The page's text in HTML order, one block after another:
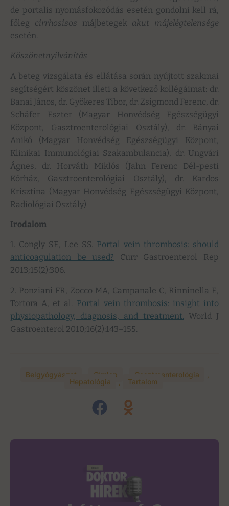
de portalis nyomásfokozódás esetén gondolni kell rá,
főleg cirrhosisos májbetegek akut májelégtelensége
esetén.
Köszönetnyilvánítás
A beteg vizsgálata és ellátása során nyújtott szakmai
segítségért köszönet illeti a következő kollégáimat: dr.
Banai János, dr. Gyökeres Tibor, dr. Zsigmond Ferenc, dr.
Schäfer Eszter (Magyar Honvédség Egészségügyi
Központ, Gasztroenterológiai Osztály), dr. Bányai
Anikó (Magyar Honvédség Egészségügyi Központ,
Klinikai Immunológiai Szakambulancia), dr. Ungvári
Ágnes, dr. Horváth Miklós (Jahn Ferenc Dél-pesti
Kórház, Gasztroenterológiai Osztály), dr. Kardos
Krisztina (Magyar Honvédség Egészségügyi Központ,
Radiológiai Osztály)
Irodalom
1. Congly SE, Lee SS. Portal vein thrombosis: should
anticoagulation be used? Curr Gastroenterol Rep
2013;15(2):306.
2. Ponziani FR, Zocco MA, Campanale C, Rinninella E,
Tortora A, et al. Portal vein thrombosis: insight into
physiopathology, diagnosis, and treatment.
World J
Gastroenterol 2010;16(2):143–155.
Belgyógyászat Címlap Gasztroenterológia
Hepatológia
Tartalom